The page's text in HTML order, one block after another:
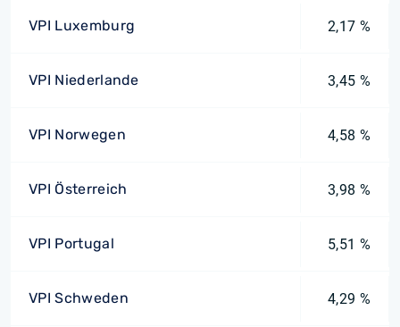
VPI Luxemburg 2,17 %
VPI Niederlande 3,45 %
VPI Norwegen 4,58 %
VPI Österreich 3,98 %
VPI Portugal 5,51 %
VPI Schweden 4,29 %